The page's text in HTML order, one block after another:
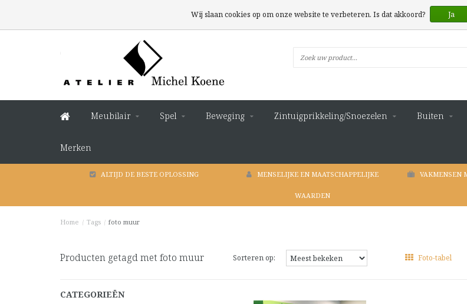
Meubilair Spel Beweging Zintuigprikkeling/Snoezelen Buiten
Merken
ALTIJD DE BESTE OPLOSSING MENSELIJKE EN MAATSCHAPPELIJKE
WAARDEN
VAKMENSEN
Home / Tags / foto muur
Producten getagd met foto muur Sorteren op: Foto-tabel
CATEGORIEËN
Wij slaan cookies op om onze website te verbeteren. Is dat akkoord? Ja